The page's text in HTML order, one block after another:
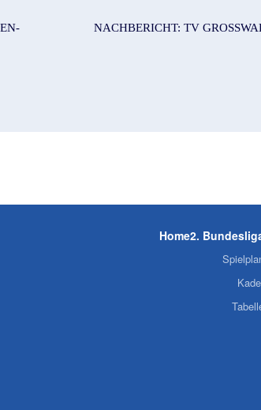
D
NACHBERICHT: TV
Home2.